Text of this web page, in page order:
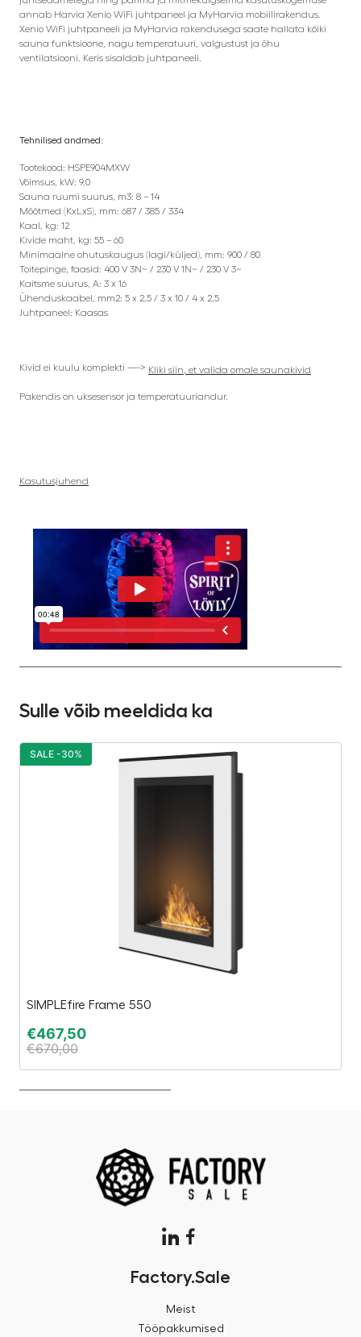
annab Harvia Xenio WiFi juhtpaneel ja MyHarvia mobiilirakendus.
Xenio WiFi juhtpaneeli ja MyHarvia rakendusega saate hallata kõiki
sauna funktsioone, nagu temperatuuri, valgustust ja õhu
ventilatsiooni. Keris sisaldab juhtpaneeli.
Tehnilised andmed:
Tootekood: HSPE904MXW
Võimsus, kW: 9,0
Sauna ruumi suurus, m3: 8 – 14
Mõõtmed (KxLxS), mm: 687 / 385 / 334
Kaal, kg: 12
Kivide maht, kg: 55 – 60
Minimaalne ohutuskaugus (lagi/küljed), mm: 900 / 80
Toitepinge, faasid: 400 V 3N~ / 230 V 1N~ / 230 V 3~
Kaitsme suurus, A: 3 x 16
Ühenduskaabel, mm2: 5 x 2,5 / 3 x 10 / 4 x 2,5
Juhtpaneel: Kaasas
Kivid ei kuulu komplekti —-> Kliki siin, et valida omale saunakivid
Pakendis on uksesensor ja temperatuuriandur.
Kasutusjuhend
Sulle võib meeldida ka
SIMPLEfire Frame 550
€467,50
€670,00
SALE -30%
Factory.Sale
Meist
Tööpakkumised